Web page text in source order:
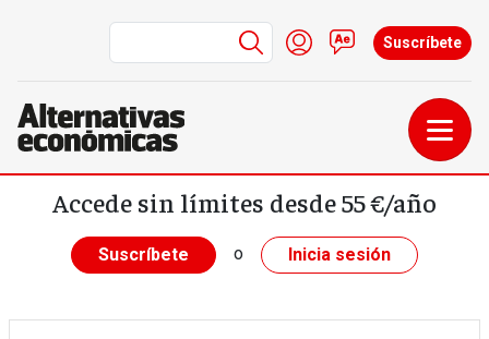
Pasar al contenido principal
Menú de cuenta de
Iniciar sesión
Contacto
Suscríbete
Accede sin límites desde 55 €/año
Suscríbete o Inicia sesión